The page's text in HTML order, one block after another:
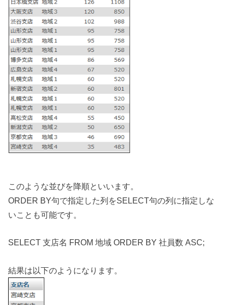
このような並びを降順といいます。
ORDER BY句で指定した列をSELECT句の列に指定しな
いことも可能です。
SELECT 支店名 FROM 地域 ORDER BY 社員数 ASC;
結果は以下のようになります。